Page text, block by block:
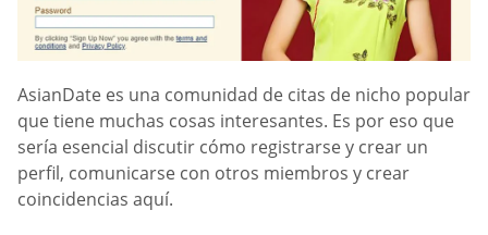
AsianDate es una comunidad de citas de nicho popular
que tiene muchas cosas interesantes. Es por eso que
sería esencial discutir cómo registrarse y crear un
perfil, comunicarse con otros miembros y crear
coincidencias aquí.